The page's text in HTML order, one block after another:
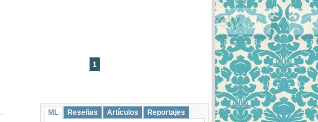
1
ML Reseñas Artículos Reportajes